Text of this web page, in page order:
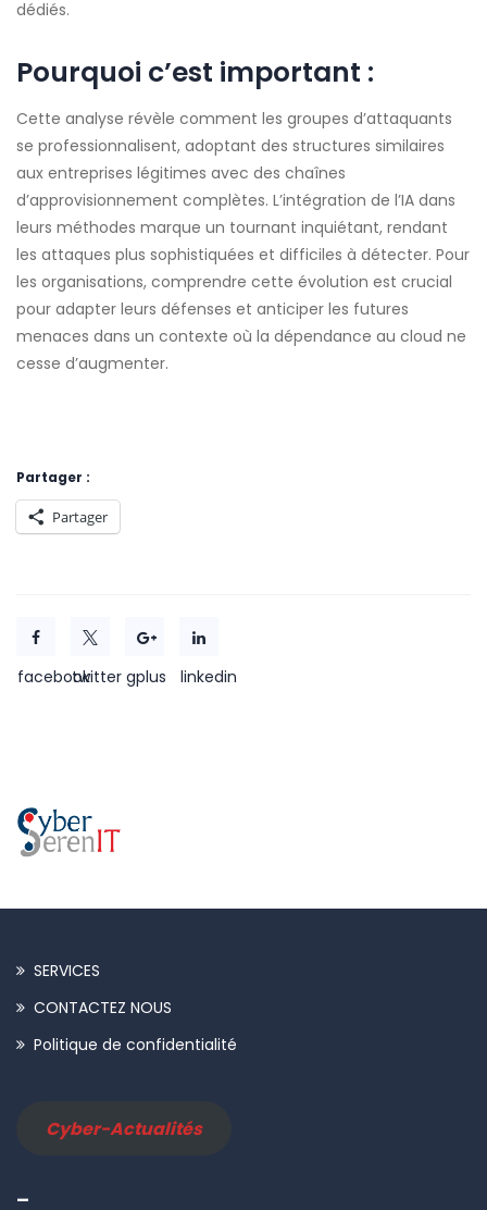
dédiés.
Pourquoi c’est important :
Cette analyse révèle comment les groupes d’attaquants
se professionnalisent, adoptant des structures similaires
aux entreprises légitimes avec des chaînes
d’approvisionnement complètes. L’intégration de l’IA dans
leurs méthodes marque un tournant inquiétant, rendant
les attaques plus sophistiquées et difficiles à détecter. Pour
les organisations, comprendre cette évolution est crucial
pour adapter leurs défenses et anticiper les futures
menaces dans un contexte où la dépendance au cloud ne
cesse d’augmenter.
Partager :
Partager
facebooktwitter gplus linkedin
SERVICES
CONTACTEZ NOUS
Politique de confidentialité
Cyber-Actualités
–